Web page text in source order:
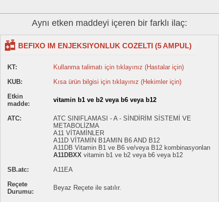
Aynı etken maddeyi içeren bir farklı ilaç:
BEFIXO IM ENJEKSIYONLUK COZELTI (5 AMPUL)
KT:
Kullanma talimatı için tıklayınız (Hastalar için)
KUB:
Kısa ürün bilgisi için tıklayınız (Hekimler için)
Etkin
madde:
vitamin b1 ve b2 veya b6 veya b12
ATC:
ATC SINIFLAMASI - A - SİNDİRİM SİSTEMİ VE
METABOLİZMA
A11 VİTAMİNLER
A11D VİTAMİN B1AMIN B6 AND B12
A11DB Vitamin B1 ve B6 ve/veya B12 kombinasyonları
A11DBXX vitamin b1 ve b2 veya b6 veya b12
SB.atc:
A11EA
Reçete
Durumu:
Beyaz Reçete ile satılır.